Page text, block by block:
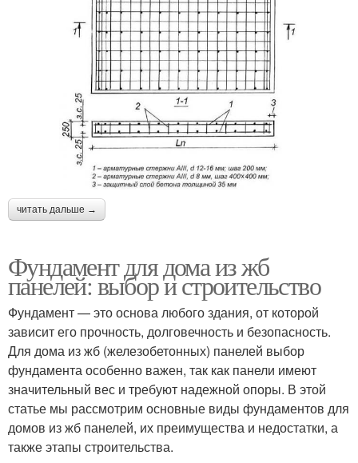
читать дальше →
Фундамент для дома из жб
панелей: выбор и строительство
Фундамент — это основа любого здания, от которой
зависит его прочность, долговечность и безопасность.
Для дома из жб (железобетонных) панелей выбор
фундамента особенно важен, так как панели имеют
значительный вес и требуют надежной опоры. В этой
статье мы рассмотрим основные виды фундаментов для
домов из жб панелей, их преимущества и недостатки, а
также этапы строительства.